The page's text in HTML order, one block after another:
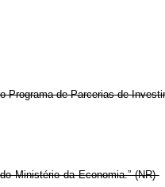
Programa de Parcerias de
Ministério da Economia.” (NR)